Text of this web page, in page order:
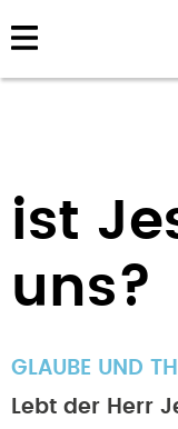
Direkt
zum
ist
uns?
GLAUBE UND
Lebt der Herr